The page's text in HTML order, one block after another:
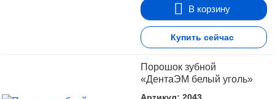
В корзину
Купить сейчас
Порошок зубной
«ДентаЭМ белый уголь»